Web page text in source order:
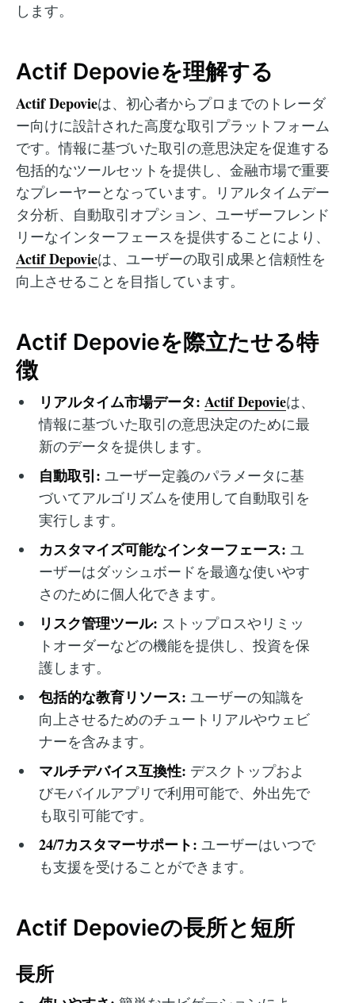
します。
Actif Depovieを理解する
Actif Depovieは、初心者からプロまでのトレーダ
ー向けに設計された高度な取引プラットフォーム
です。情報に基づいた取引の意思決定を促進する
包括的なツールセットを提供し、金融市場で重要
なプレーヤーとなっています。リアルタイムデー
タ分析、自動取引オプション、ユーザーフレンド
リーなインターフェースを提供することにより、
Actif Depovieは、ユーザーの取引成果と信頼性を
向上させることを目指しています。
Actif Depovieを際立たせる特
徴
リアルタイム市場データ: Actif Depovieは、
情報に基づいた取引の意思決定のために最
新のデータを提供します。
自動取引: ユーザー定義のパラメータに基
づいてアルゴリズムを使用して自動取引を
実行します。
カスタマイズ可能なインターフェース: ユ
ーザーはダッシュボードを最適な使いやす
さのために個人化できます。
リスク管理ツール: ストップロスやリミッ
トオーダーなどの機能を提供し、投資を保
護します。
包括的な教育リソース: ユーザーの知識を
向上させるためのチュートリアルやウェビ
ナーを含みます。
マルチデバイス互換性: デスクトップおよ
びモバイルアプリで利用可能で、外出先で
も取引可能です。
24/7カスタマーサポート: ユーザーはいつで
も支援を受けることができます。
Actif Depovieの長所と短所
長所